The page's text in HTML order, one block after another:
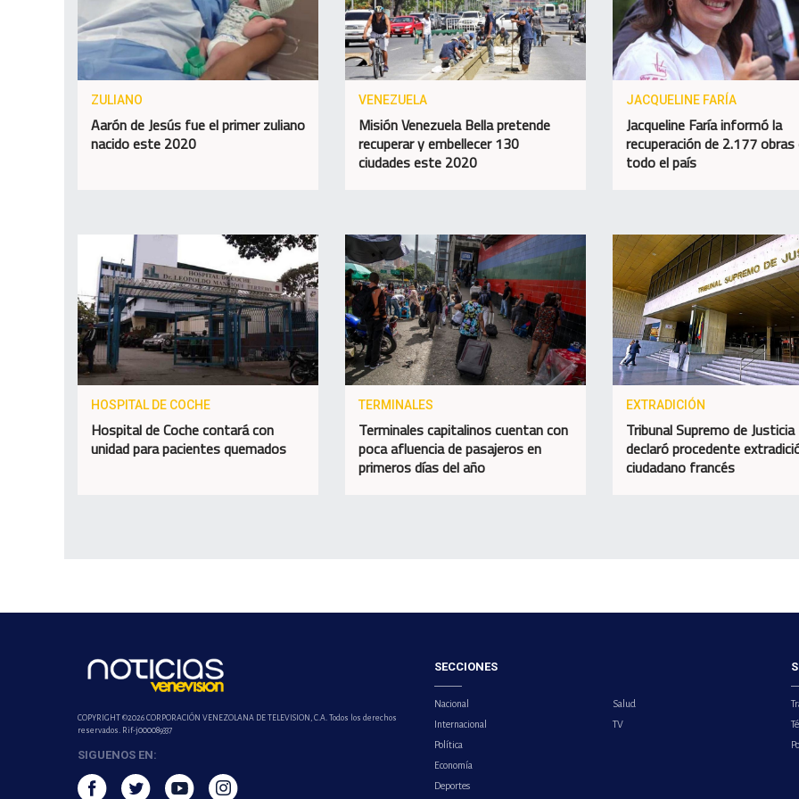
ZULIANO
Aarón de Jesús fue el primer zuliano
nacido este 2020
VENEZUELA
Misión Venezuela Bella pretende
recuperar y embellecer 130
ciudades este 2020
JACQUELINE FARÍA
Jacqueline Faría informó la
recuperación de 2.177 obras
todo el país
HOSPITAL DE COCHE
Hospital de Coche contará con
unidad para pacientes quemados
TERMINALES
Terminales capitalinos cuentan con
poca afluencia de pasajeros en
primeros días del año
EXTRADICIÓN
Tribunal Supremo de Justicia
declaró procedente
ciudadano francés
COPYRIGHT ©2026 CORPORACIÓN VENEZOLANA DE TELEVISION, C.A. Todos los derechos
reservados. Rif-j000089337
SIGUENOS EN:
SECCIONES
Nacional
Internacional
Política
Economía
Deportes
Salud
TV